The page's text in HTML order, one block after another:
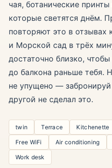
чая, ботанические
которые светятся днём.
повторяют это в
и Морской сад в трёх
достаточно близко,
до балкона раньше тебя.
не упущено —
другой не сделал это.
twin Terrace Kitchenette
Free WiFi Air conditioning
Work desk